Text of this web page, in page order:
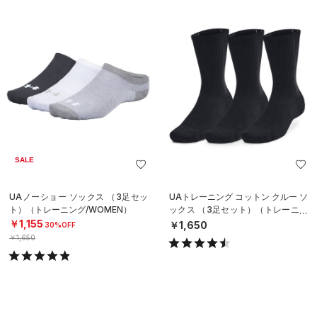
SALE
UAノーショー ソックス （3足セッ
ト）（トレーニング/WOMEN）
￥1,155 30%OFF
￥1,650
UAトレーニング コットン クルー ソ
ックス （3足セット）（トレーニン
グ/UNISEX）
￥1,650